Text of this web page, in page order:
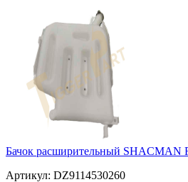
Бачок расширительный SHACMAN
Артикул: DZ9114530260